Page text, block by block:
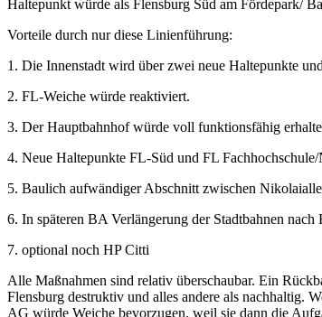
Haltepunkt würde als Flensburg Süd am Fördepark/
Vorteile durch nur diese Linienführung:
1. Die Innenstadt wird über zwei neue Haltepunkte
2. FL-Weiche würde reaktiviert.
3. Der Hauptbahnhof würde voll funktionsfähig
4. Neue Haltepunkte FL-Süd und FL Fachhochschule/
5. Baulich aufwändiger Abschnitt zwischen
6. In späteren BA Verlängerung der Stadtbahnen
7. optional noch HP Citti
Alle Maßnahmen sind relativ überschaubar. Ein
Flensburg destruktiv und alles andere als nachhaltig.
AG würde Weiche bevorzugen, weil sie dann die